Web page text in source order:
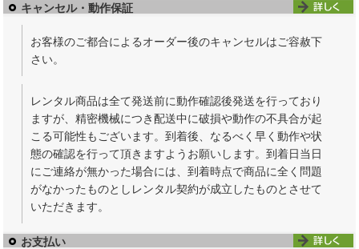
キャンセル・動作保証
お客様のご都合によるオーダー後のキャンセルはご容赦下
さい。
レンタル商品は全て発送前に動作確認後発送を行っており
ますが、精密機械につき配送中に破損や動作の不具合が起
こる可能性もございます。到着後、なるべく早く動作や状
態の確認を行って頂きますようお願いします。到着日当日
にご連絡が無かった場合には、到着時点で商品に全く問題
がなかったものとしレンタル契約が成立したものとさせて
いただきます。
お支払い